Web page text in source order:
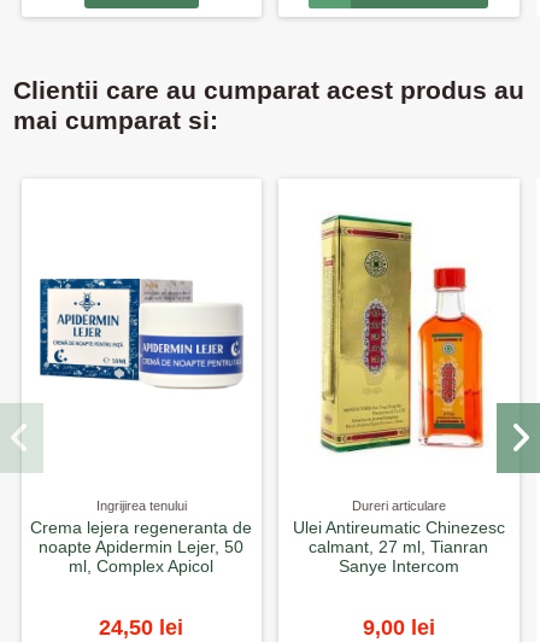
Clientii care au cumparat acest produs au
mai cumparat si:
Ingrijirea tenului
Crema lejera regeneranta de
noapte Apidermin Lejer, 50
ml, Complex Apicol
24,50 lei
Dureri articulare
Ulei Antireumatic Chinezesc
calmant, 27 ml, Tianran
Sanye Intercom
9,00 lei